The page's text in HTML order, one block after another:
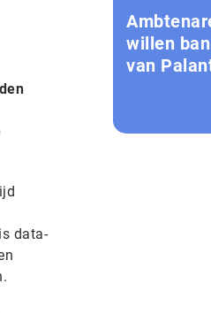
data-
willen
van